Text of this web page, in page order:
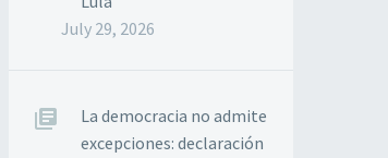
July 29, 2026
La democracia no admite
excepciones: declaración